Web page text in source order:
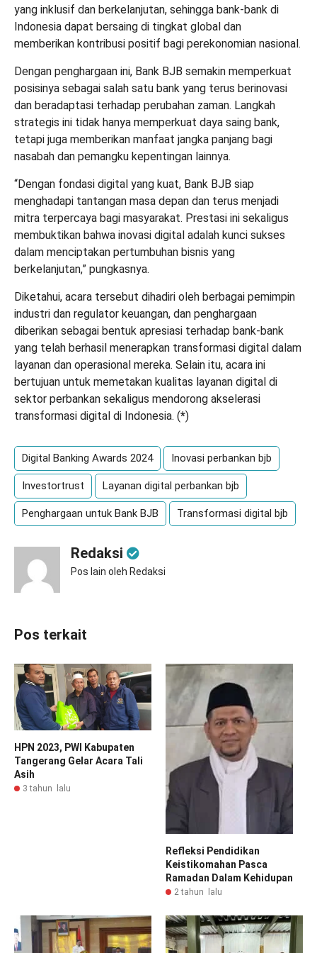
yang inklusif dan berkelanjutan, sehingga bank-bank di
Indonesia dapat bersaing di tingkat global dan
memberikan kontribusi positif bagi perekonomian nasional.
Dengan penghargaan ini, Bank BJB semakin memperkuat
posisinya sebagai salah satu bank yang terus berinovasi
dan beradaptasi terhadap perubahan zaman. Langkah
strategis ini tidak hanya memperkuat daya saing bank,
tetapi juga memberikan manfaat jangka panjang bagi
nasabah dan pemangku kepentingan lainnya.
“Dengan fondasi digital yang kuat, Bank BJB siap
menghadapi tantangan masa depan dan terus menjadi
mitra terpercaya bagi masyarakat. Prestasi ini sekaligus
membuktikan bahwa inovasi digital adalah kunci sukses
dalam menciptakan pertumbuhan bisnis yang
berkelanjutan,” pungkasnya.
Diketahui, acara tersebut dihadiri oleh berbagai pemimpin
industri dan regulator keuangan, dan penghargaan
diberikan sebagai bentuk apresiasi terhadap bank-bank
yang telah berhasil menerapkan transformasi digital dalam
layanan dan operasional mereka. Selain itu, acara ini
bertujuan untuk memetakan kualitas layanan digital di
sektor perbankan sekaligus mendorong akselerasi
transformasi digital di Indonesia. (*)
Digital Banking Awards 2024 Inovasi perbankan bjb
Investortrust Layanan digital perbankan bjb
Penghargaan untuk Bank BJB Transformasi digital bjb
Redaksi
Pos lain oleh Redaksi
Pos terkait
HPN 2023, PWI Kabupaten
Tangerang Gelar Acara Tali
Asih
3 tahun lalu
Refleksi Pendidikan
Keistikomahan Pasca
Ramadan Dalam Kehidupan
2 tahun lalu